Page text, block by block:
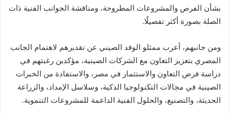
بشأن الفرص والمشروعات المطروحة، ومناقشة الجوانب الفنية ذات
الصلة بصورة أكثر تفصيلًا.
ومن جانبهم، أعرب ممثلو الوفد الصيني عن تقديرهم لاهتمام الجانب
المصري بتعزيز التعاون مع الشركات الصينية، مؤكدين رغبتهم في
دراسة فرص التعاون والاستثمار في مصر، والاستفادة من الخبرات
الصينية في مجالات التكنولوجيا الذكية، وسلاسل الإمداد، والزراعة
الحديثة، والتصنيع، والحلول الفنية الداعمة للمشروعات التنموية.